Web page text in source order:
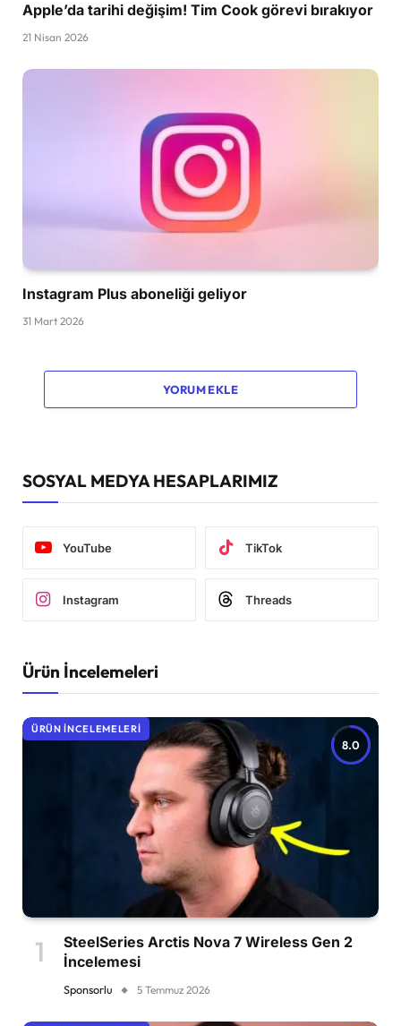
Apple’da tarihi değişim! Tim Cook görevi bırakıyor
21 Nisan 2026
Instagram Plus aboneliği geliyor
31 Mart 2026
YORUM EKLE
SOSYAL MEDYA HESAPLARIMIZ
YouTube TikTok
Instagram Threads
Ürün İncelemeleri
8.0
ÜRÜN İNCELEMELERI
SteelSeries Arctis Nova 7 Wireless Gen 2
İncelemesi
Sponsorlu 5 Temmuz 2026